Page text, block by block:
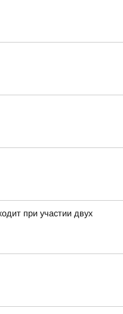
при участии двух